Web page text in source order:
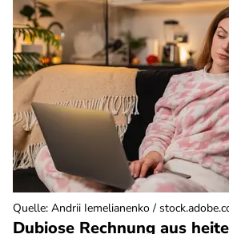
Dubiose Rechnung aus
Quelle: Andrii Iemelianenko /